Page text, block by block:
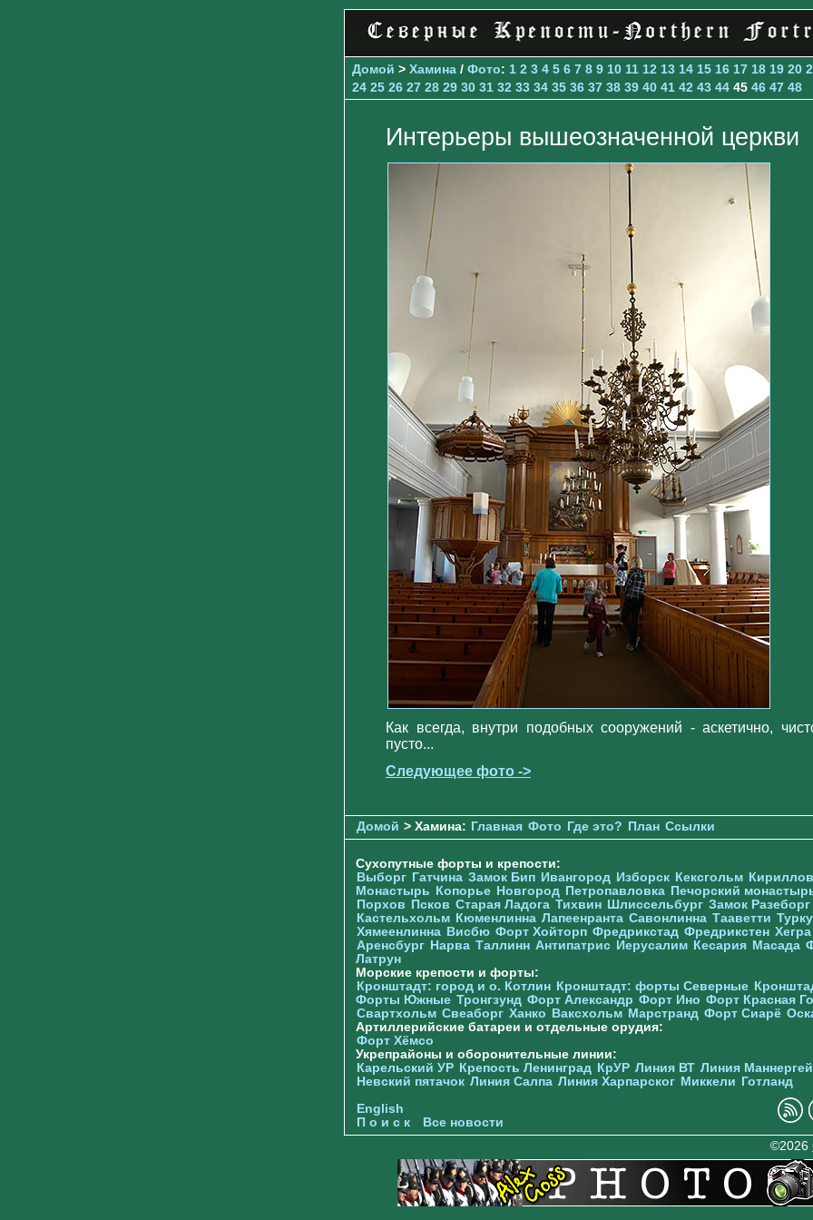
Домой > Хамина / Фото: 1 2 3 4 5 6 7 8 9 10 11 12 13 14 15 16 17 18 19 20
24 25 26 27 28 29 30 31 32 33 34 35 36 37 38 39 40 41 42 43 44 45 46 47 48
Интерьеры вышеозначенной церкви
Как всегда, внутри подобных сооружений - аскетично,
пусто...
Следующее фото ->
Домой > Хамина: Главная Фото Где это? План Ссылки
Сухопутные форты и крепости:
Выборг Гатчина Замок Бип Ивангород Изборск Кексгольм
Монастырь
Копорье Новгород Петропавловка Печорcкий
Порхов
Псков Старая Ладога Тихвин Шлиссельбург Замок Разеборг
Кастельхольм Кюменлинна Лапеенранта Савонлинна Тааветти Турку
Хямеенлинна Висбю Форт Хойторп Фредрикстад Фредрикстен Хегра
Аренсбург Нарва Таллинн Антипатрис Иерусалим Кесария Масада
Латрун
Морские крепости и форты:
Кронштадт: город и о. Котлин Кронштадт: форты Северные
Форты Южные Тронгзунд Форт Александр Форт Ино Форт Красная
Свартхольм Свеаборг Ханко Ваксхольм Марстранд Форт Сиарё
Артиллерийские батареи и отдельные орудия:
Форт Хёмсо
Укрепрайоны и оборонительные линии:
Карельский УР Крепость Ленинград КрУР Линия ВТ Линия
Невский пятачок Линия Салпа Линия Харпарског Миккели
Готланд
English
П о и с к
Все новости
©2026